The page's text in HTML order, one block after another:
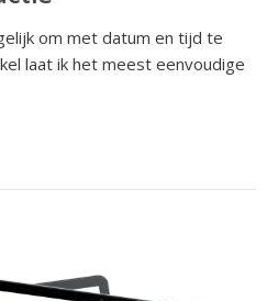
om met datum en tijd te
laat ik het meest eenvoudige